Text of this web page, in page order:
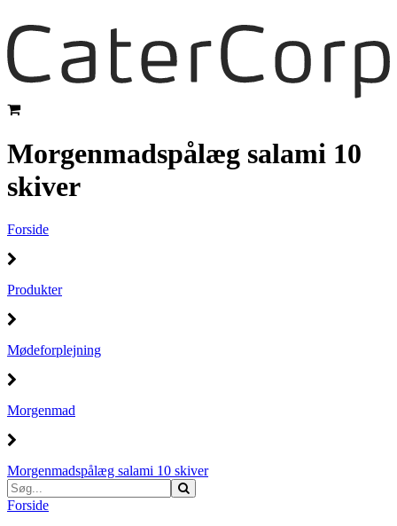
Morgenmadspålæg salami 10
skiver
Forside
Produkter
Mødeforplejning
Morgenmad
Morgenmadspålæg salami 10 skiver
Forside